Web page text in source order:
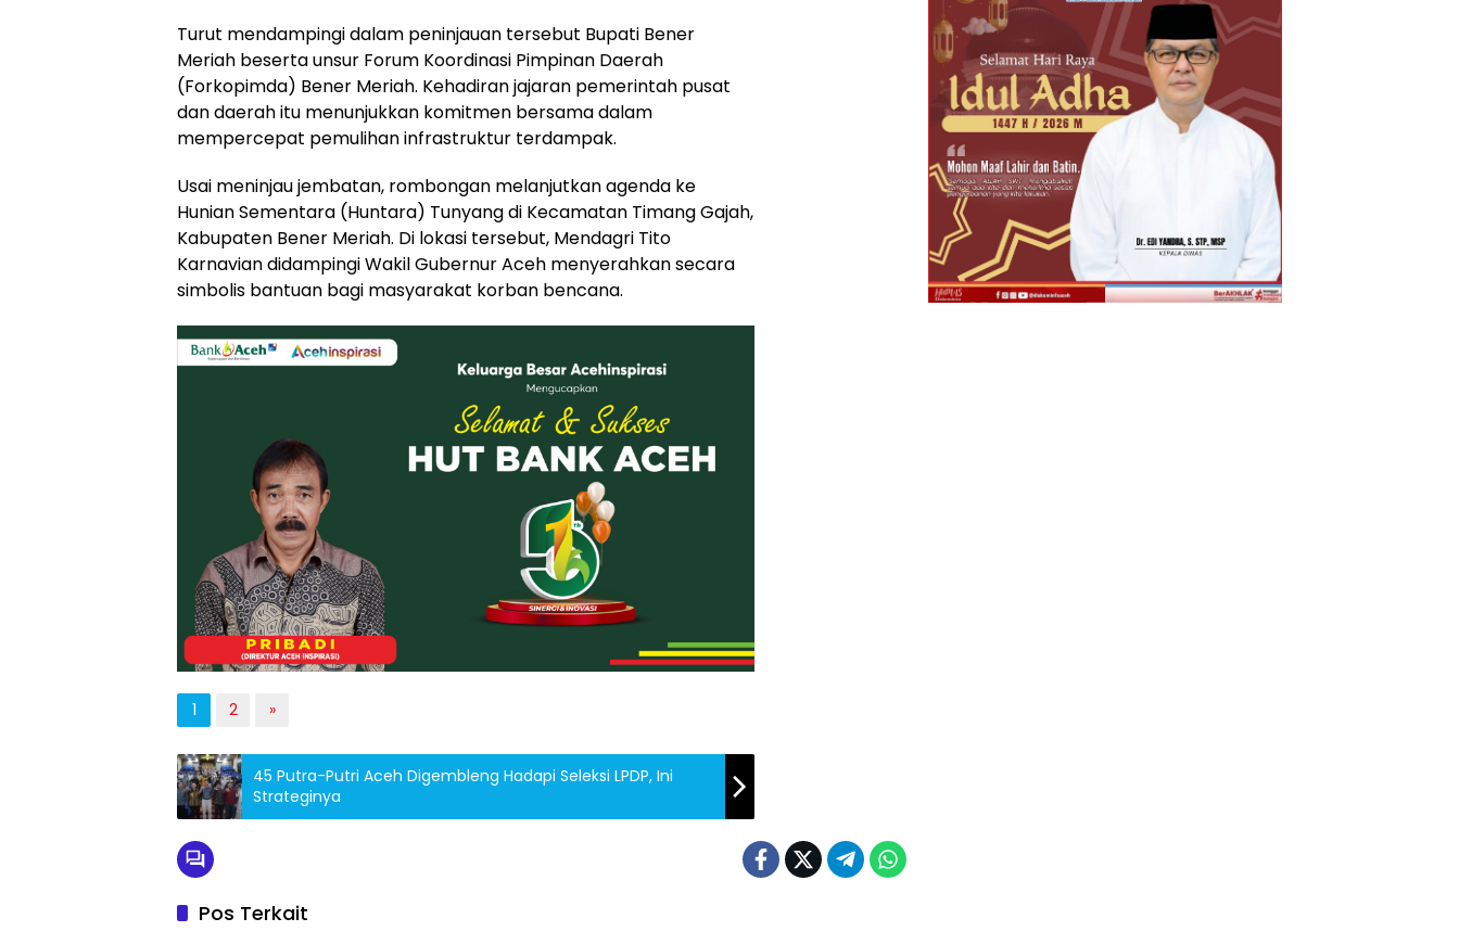
Turut mendampingi dalam peninjauan tersebut Bupati Bener
Meriah beserta unsur Forum Koordinasi Pimpinan Daerah
(Forkopimda) Bener Meriah. Kehadiran jajaran pemerintah pusat
dan daerah itu menunjukkan komitmen bersama dalam
mempercepat pemulihan infrastruktur terdampak.
Usai meninjau jembatan, rombongan melanjutkan agenda ke
Hunian Sementara (Huntara) Tunyang di Kecamatan Timang Gajah,
Kabupaten Bener Meriah. Di lokasi tersebut, Mendagri Tito
Karnavian didampingi Wakil Gubernur Aceh menyerahkan secara
simbolis bantuan bagi masyarakat korban bencana.
1 2 »
45 Putra-Putri Aceh Digembleng Hadapi Seleksi LPDP, Ini
Strateginya
Pos Terkait